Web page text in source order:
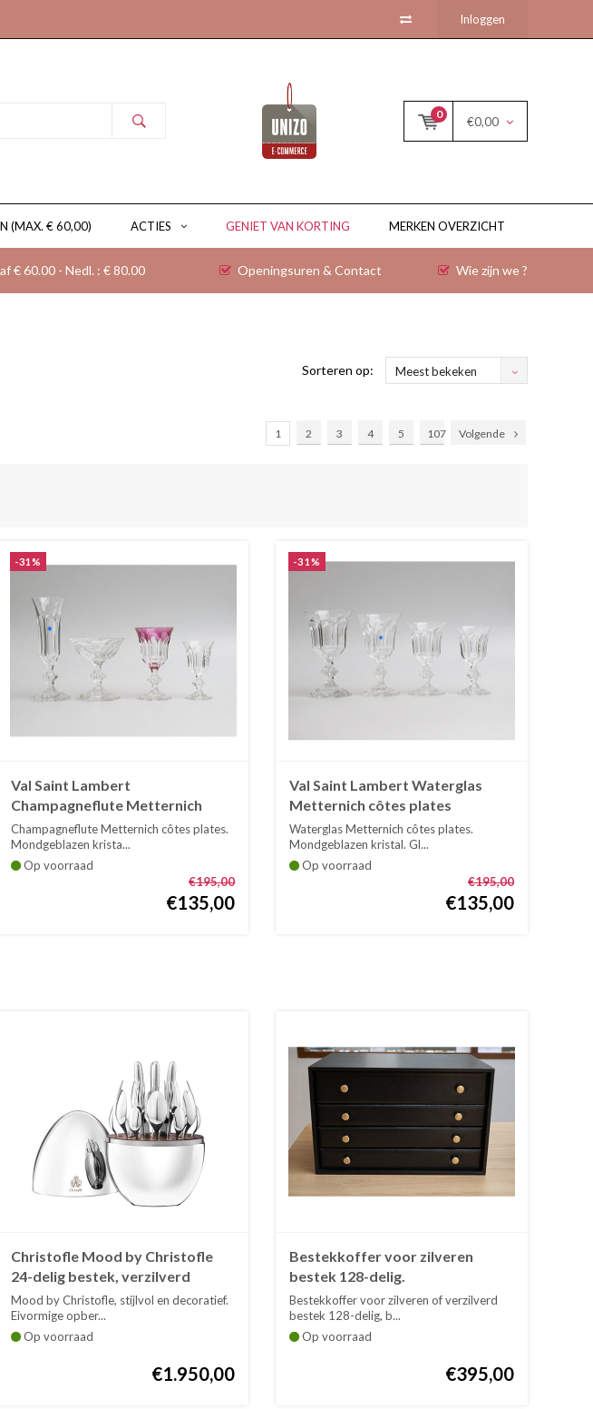
Inloggen
0
€0,00
(MAX. € 60,00) ACTIES GENIET VAN KORTING MERKEN OVERZICHT
€ 60.00 - Nedl. : € 80.00 Openingsuren & Contact Wie zijn we ?
Sorteren op: Meest bekeken
1 2 3 4 5 107 Volgende
-31%
Val Saint Lambert
Champagneflute Metternich
côtes plates
Champagneflute Metternich côtes plates.
Mondgeblazen krista...
Op voorraad
€195,00
€135,00
-31%
Val Saint Lambert Waterglas
Metternich côtes plates
Waterglas Metternich côtes plates.
Mondgeblazen kristal. Gl...
Op voorraad
€195,00
€135,00
Christofle Mood by Christofle
24-delig bestek, verzilverd
Mood by Christofle, stijlvol en decoratief.
Eivormige opber...
Op voorraad
€1.950,00
Bestekkoffer voor zilveren
bestek 128-delig.
Bestekkoffer voor zilveren of verzilverd
bestek 128-delig, b...
Op voorraad
€395,00